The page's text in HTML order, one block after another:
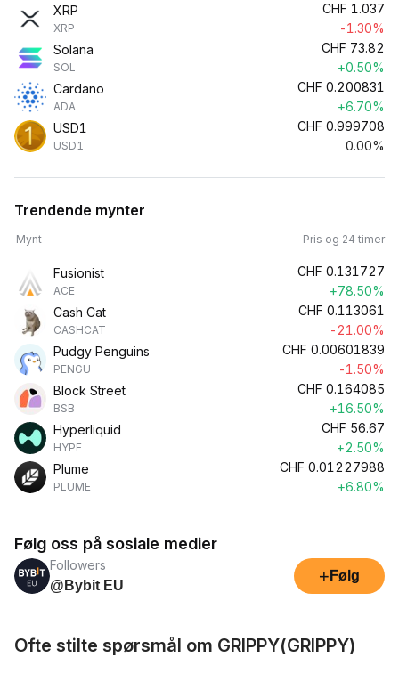
XRP
XRP
CHF 1.037
-1.30%
Solana
SOL
CHF 73.82
+0.50%
Cardano
ADA
CHF 0.200831
+6.70%
USD1
USD1
CHF 0.999708
0.00%
Trendende mynter
Mynt Pris og 24 timer
Fusionist
ACE
CHF 0.131727
+78.50%
Cash Cat
CASHCAT
CHF 0.113061
-21.00%
Pudgy Penguins
PENGU
CHF 0.00601839
-1.50%
Block Street
BSB
CHF 0.164085
+16.50%
Hyperliquid
HYPE
CHF 56.67
+2.50%
Plume
PLUME
CHF 0.01227988
+6.80%
Følg oss på sosiale medier
Followers
@Bybit EU
+ Følg
Ofte stilte spørsmål om GRIPPY(GRIPPY)